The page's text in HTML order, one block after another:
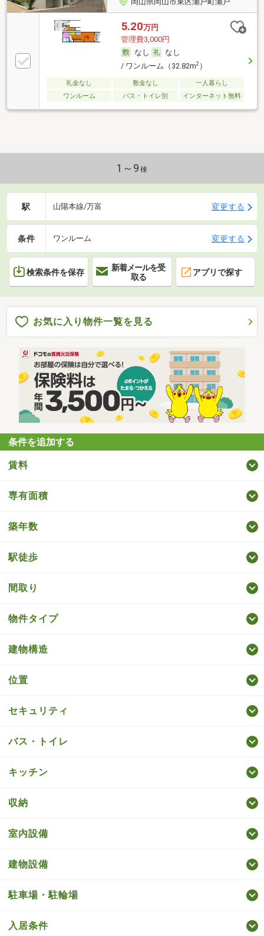
5.20万円
管理費3,000円
なし
なし
/ ワンルーム（32.82m2）
礼金なし 敷金なし
一人暮らし
ワンルーム
バス・トイレ別 インターネット無料
1～9 棟
駅 山陽本線/万富 変更する
条件 ワンルーム 変更する
検索条件を保存
新着メールを受
取る
アプリで探す
お気に入り物件一覧を見る
条件を追加する
賃料
専有面積
築年数
駅徒歩
間取り
物件タイプ
建物構造
位置
セキュリティ
バス・トイレ
キッチン
収納
室内設備
建物設備
駐車場・駐輪場
入居条件